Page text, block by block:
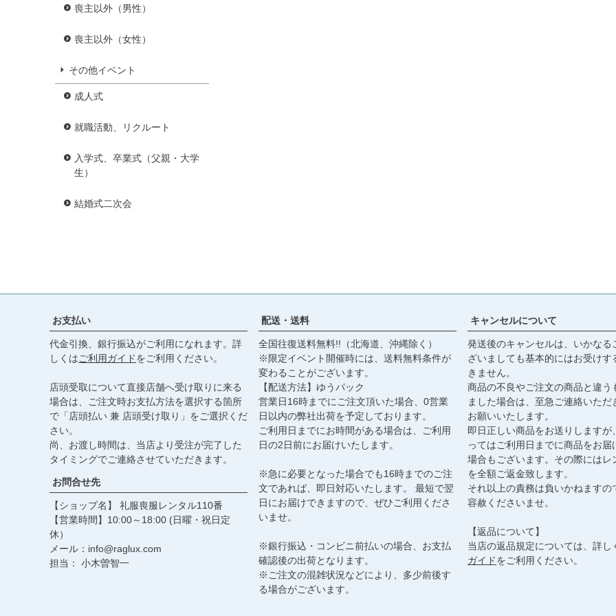
喪主以外（男性）
喪主以外（女性）
その他イベント
成人式
就職活動、リクルート
入学式、卒業式（父親・大学
生）
結婚式二次会
お支払い
代金引換、銀行振込がご利用になれます。詳
しくはご利用ガイドをご利用ください。
店頭受取について直接店舗へ受け取りに来る
場合は、ご注文時お支払方法を選択する箇所
で「店頭払い 兼 店頭受け取り」をご選択くだ
さい。
尚、お渡し時間は、当店より受注が完了した
タイミングでご連絡させていただきます。
お問合せ先
【ショップ名】 礼服喪服レンタル110番
【営業時間】10:00～18:00 (日曜・祝日定
休）
メール：info@raglux.com
担当： 小木曽智一
配送・送料
全国往復送料無料!!（北海道、沖縄除く）
※限定イベント開催時には、送料無料条件が
変わることがございます。
【配送方法】ゆうパック
営業日16時までにご注文頂いた場合、0営業
日以内の弊社出荷を予定しております。
ご利用日までにお時間がある場合は、ご利用
日の2日前にお届けいたします。
※急に必要となった場合でも16時までのご注
文であれば、即日対応いたします。 最短で翌
日にお届けできますので、ぜひご利用くださ
いませ。
※銀行振込・コンビニ前払いの場合、お支払
確認後の出荷となります。
※ご注文の混雑状況などにより、多少前後す
る場合がございます。
キャンセルについて
発送後のキャンセルは、いかなる
ざいましても基本的にはお受けす
きません。
商品の不良やご注文の商品と違う
ました場合は、至急ご連絡いただ
お願いいたします。
即日正しい商品をお送りしますが
ってはご利用日までに商品をお届
場合もございます。その際にはレ
を全額ご返金致します。
それ以上の責務は負いかねますの
容赦くださいませ。
【返品について】
当店の返品規定については、詳し
ガイドをご利用ください。